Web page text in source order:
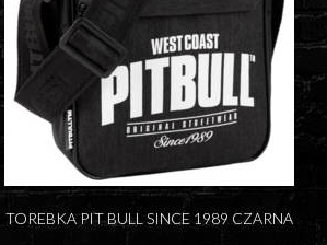
TOREBKA PIT BULL SINCE 1989 CZARNA